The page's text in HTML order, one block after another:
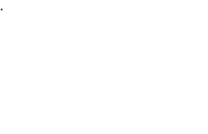
.